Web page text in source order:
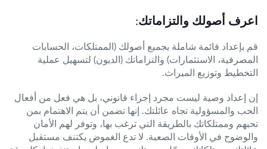
اعرف أصولك والتزاماتك:
قم بإعداد قائمة شاملة بجميع أصولك (الممتلكات، الحسابات
المصرفية، الاستثمارات) والتزاماتك (الديون) لتسهيل عملية
التخطيط وتوزيع الميراث.
إن إعداد وصية ليست مجرد إجراء قانوني، بل هي فعل من أفعال
الحب والمسؤولية تجاه عائلتك. إنها تضمن أن يتم الاهتمام بمن
تحبهم وممتلكاتك بالطريقة التي ترغب بها، وتوفر لهم الأمان
والوضوح في الأوقات الصعبة. لا تدع الغموض يكتنف مستقبل